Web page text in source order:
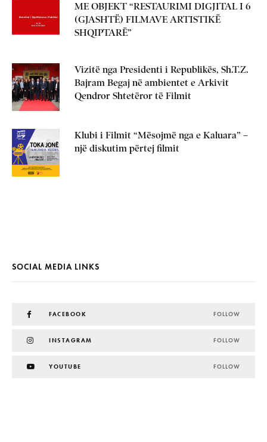
ME OBJEKT “RESTAURIMI DIGJITAL I 6
(GJASHTË) FILMAVE ARTISTIKË
SHQIPTARË”
Vizitë nga Presidenti i Republikës, Sh.T.Z.
Bajram Begaj në ambientet e Arkivit
Qendror Shtetëror të Filmit
Klubi i Filmit “Mësojmë nga e Kaluara” –
një diskutim përtej filmit
SOCIAL MEDIA LINKS
FACEBOOK FOLLOW
INSTAGRAM FOLLOW
YOUTUBE FOLLOW